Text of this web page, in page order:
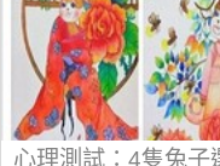
心理測試：4隻兔子